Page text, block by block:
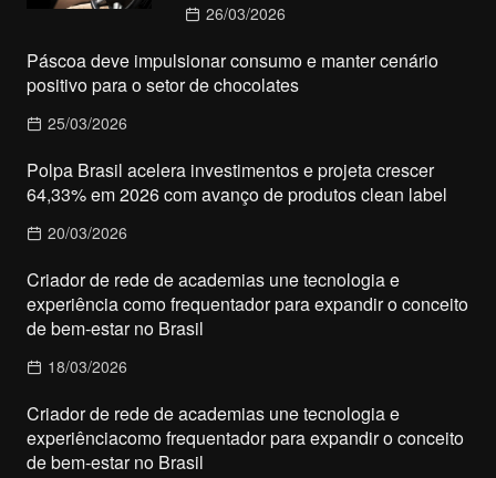
26/03/2026
Páscoa deve impulsionar consumo e manter cenário
positivo para o setor de chocolates
25/03/2026
Polpa Brasil acelera investimentos e projeta crescer
64,33% em 2026 com avanço de produtos clean label
20/03/2026
Criador de rede de academias une tecnologia e
experiência como frequentador para expandir o conceito
de bem-estar no Brasil
18/03/2026
Criador de rede de academias une tecnologia e
experiênciacomo frequentador para expandir o conceito
de bem-estar no Brasil